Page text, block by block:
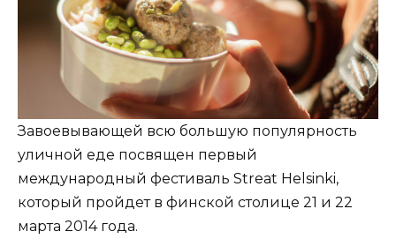
Завоевывающей всю большую популярность
уличной еде посвящен первый
международный фестиваль Streat Helsinki,
который пройдет в финской столице 21 и 22
марта 2014 года.